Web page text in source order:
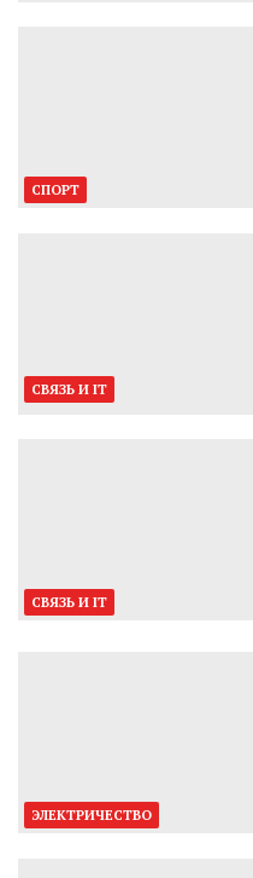
СПОРТ
СВЯЗЬ И IT
СВЯЗЬ И IT
ЭЛЕКТРИЧЕСТВО